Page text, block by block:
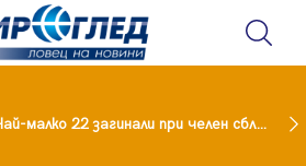
Най-малко 22 загинали при челен сблъсък между два автобуса